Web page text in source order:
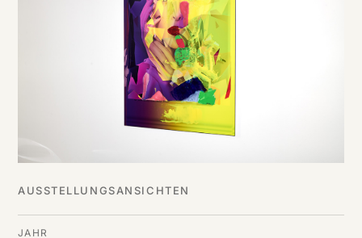
AUSSTELLUNGSANSICHTEN
JAHR